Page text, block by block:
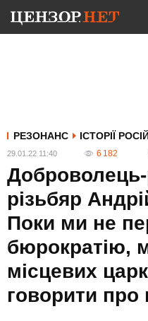
РЕЗОНАНС ІСТОРІЇ
29.01.22 11:40 6 182
Доброволець-
різьбяр
Поки ми не
бюрократію,
місцевих
говорити про